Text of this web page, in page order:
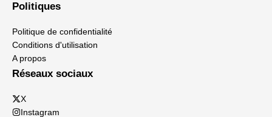
Politiques
Politique de confidentialité
Conditions d'utilisation
A propos
Réseaux sociaux
X
Instagram